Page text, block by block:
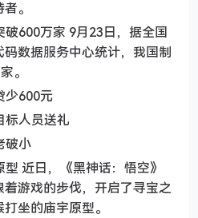
。
600万家 9月23日，据全国
数据服务中心统计，我国制
。
少600元
标人员送礼
破小
近日，《黑神话：悟空》
游戏的步伐，开启了寻宝之
坐的庙宇原型。